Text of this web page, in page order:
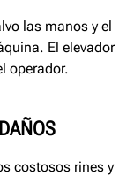
las manos y el
El elevador
operador.
costosos rines y